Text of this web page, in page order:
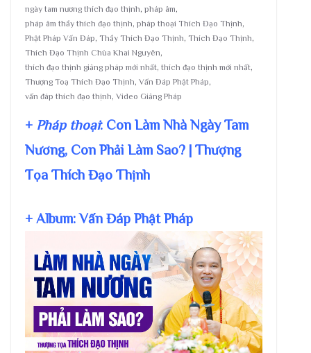
ngày tam nương thích đạo thịnh, pháp âm,
pháp âm thầy thích đạo thịnh, pháp thoại Thích Đạo Thịnh,
Phật Pháp Vấn Đáp, Thầy Thích Đạo Thịnh, Thích Đạo Thịnh,
Thích Đạo Thịnh Chùa Khai Nguyên,
thích đạo thịnh giảng pháp mới nhất, thích đạo thịnh mới nhất,
Thượng Toạ Thích Đạo Thịnh, Vấn Đáp Phật Pháp,
vấn đáp thích đạo thịnh, Video Giảng Pháp
+ Pháp thoại: Con Làm Nhà Ngày Tam
Nương, Con Phải Làm Sao? | Thượng
Tọa Thích Đạo Thịnh
+ Album: Vấn Đáp Phật Pháp